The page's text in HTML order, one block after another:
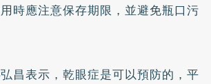
時應注意保存期限，並避免瓶口污
昌表示，乾眼症是可以預防的，平